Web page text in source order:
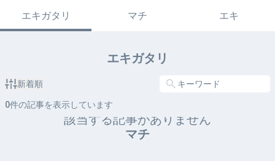
エキガタリ マチ エキ
エキガタリ
新着順
0件の記事を表示しています
該当する記事がありません
マチ